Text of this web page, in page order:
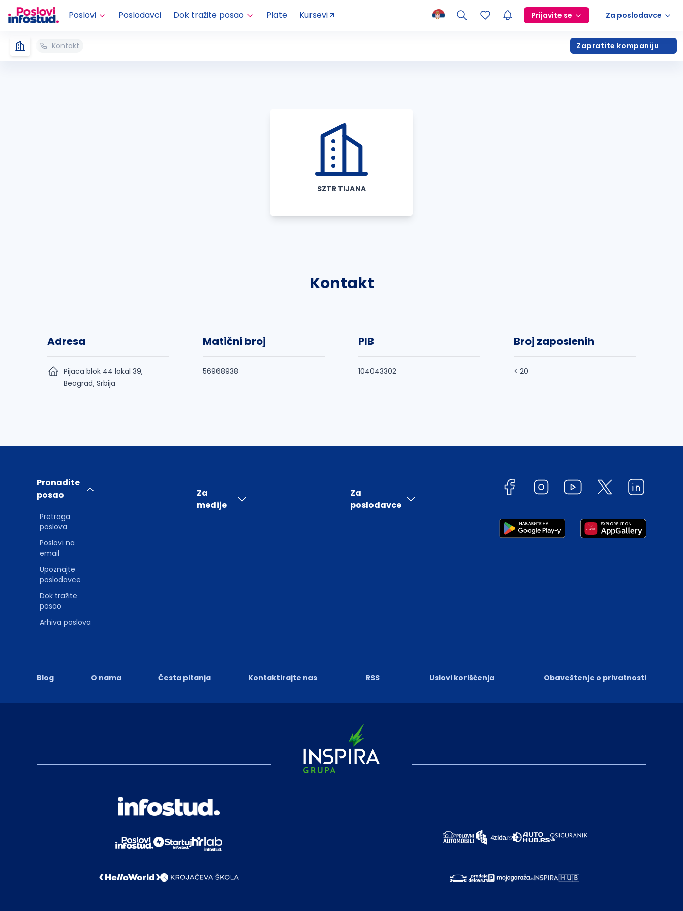
Poslovi Poslodavci Dok tražite posao Plate Kursevi Prijavite se Za poslodavce
Kontakt Zapratite kompaniju
SZTR TIJANA
Kontakt
Adresa
Pijaca blok 44 lokal 39,
Beograd, Srbija
Matični broj
56968938
PIB
104043302
Broj zaposlenih
< 20
Blog O nama Česta pitanja Kontaktirajte nas RSS Uslovi korišćenja Obaveštenje o privatnosti
Pronađite
posao
Pretraga
poslova
Poslovi na
email
Upoznajte
poslodavce
Dok tražite
posao
Arhiva poslova
Za
medije
Za
poslodavce